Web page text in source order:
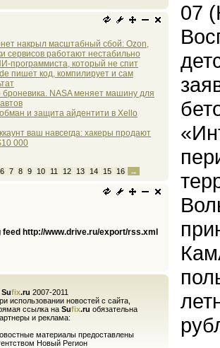
накрыл масштабный сбой: Ozon,
сервисов работают нестабильно
программиста, который не спит
пишет код, компилирует и сам
броневика. NASA меняет машину для
и защита айдентити в Xello
ваш навсегда: хакеры продают
000
6 7 8 9 10 11 12 13 14 15 16 →
http://www.drive.ru/export/rss.xml
Sufix.ru 2007-2011
использовании новостей с сайта,
ссылка на Sufix.ru обязательна
и реклама:
материалы предоставлены
Новый Регион
07